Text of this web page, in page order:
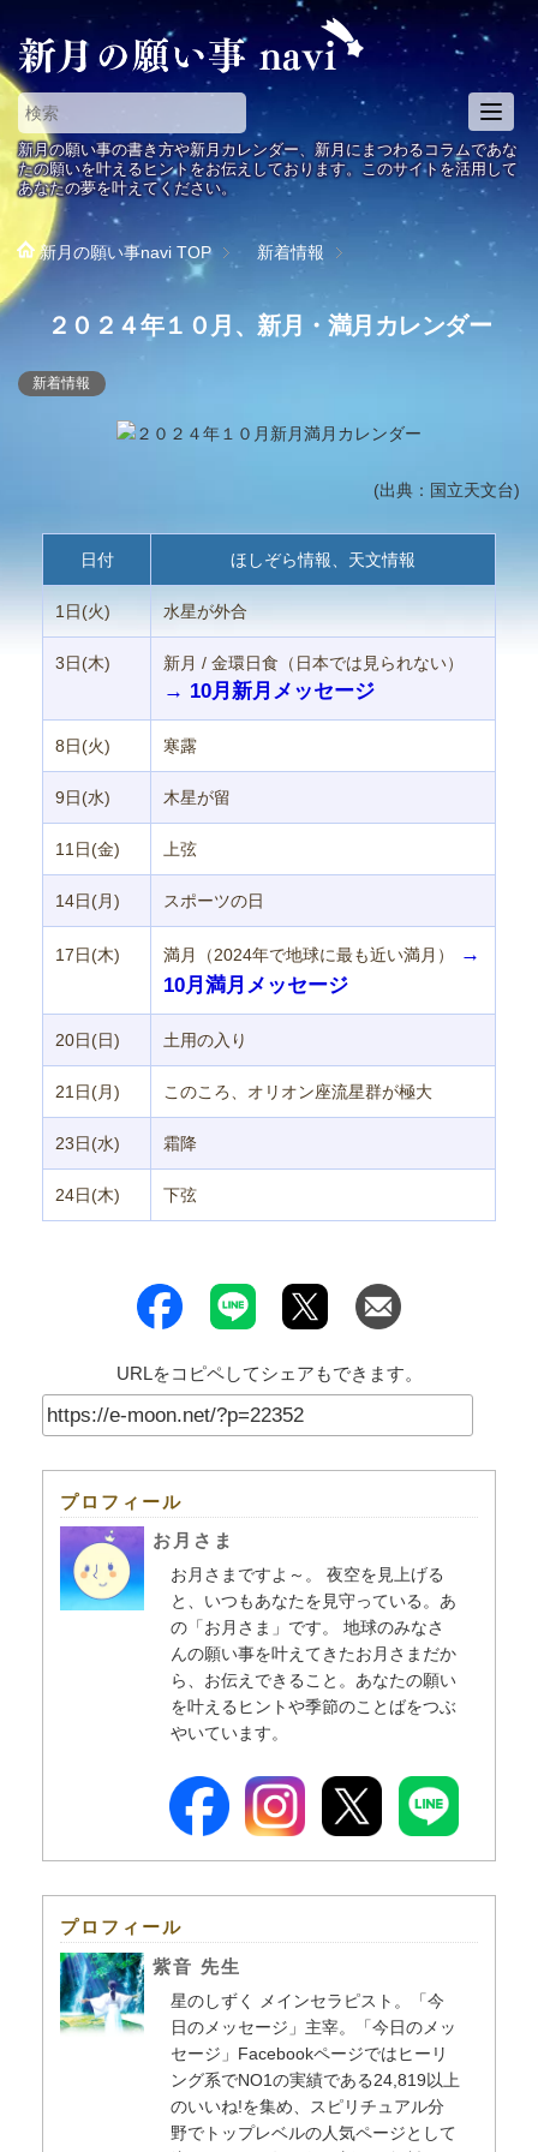
T
o
g
g
e
v
o
新月の願い事の書き方や新月カレンダー、新月にまつわるコラムであな
たの願いを叶えるヒントをお伝えしております。このサイトを活用して
あなたの夢を叶えてください。
新月の願い事navi TOP 新着情報
２０２４年１０月、新月・満月カレンダー
新着情報
(出典：国立天文台)
日付 ほしぞら情報、天文情報
1日(火) 水星が外合
3日(木) 新月 / 金環日食（日本では見られない）
→ 10月新月メッセージ
8日(火) 寒露
9日(水) 木星が留
11日(金) 上弦
14日(月) スポーツの日
17日(木) 満月（2024年で地球に最も近い満月）
→
10月満月メッセージ
20日(日) 土用の入り
21日(月) このころ、オリオン座流星群が極大
23日(水) 霜降
24日(木) 下弦
URLをコピペしてシェアもできます。
プロフィール
お月さま
お月さまですよ～。 夜空を見上げる
と、いつもあなたを見守っている。あ
の「お月さま」です。 地球のみなさ
んの願い事を叶えてきたお月さまだか
ら、お伝えできること。あなたの願い
を叶えるヒントや季節のことばをつぶ
やいています。
プロフィール
紫音 先生
星のしずく メインセラピスト。「今
日のメッセージ」主宰。「今日のメッ
セージ」Facebookページではヒーリ
ング系でNO1の実績である24,819以上
のいいね!を集め、スピリチュアル分
野でトップレベルの人気ページとして